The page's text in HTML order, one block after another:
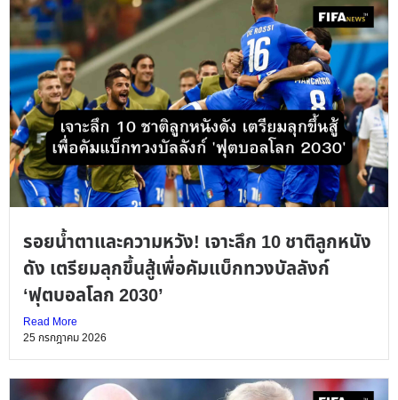
รอยน้ำตาและความหวัง! เจาะลึก 10 ชาติลูกหนัง
ดัง เตรียมลุกขึ้นสู้เพื่อคัมแบ็กทวงบัลลังก์
‘ฟุตบอลโลก 2030’
Read More
25 กรกฎาคม 2026